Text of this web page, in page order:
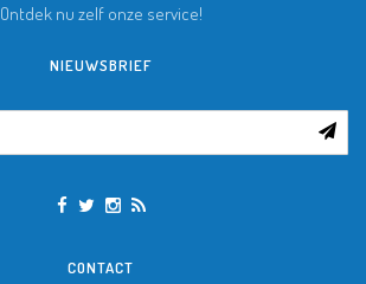
Ontdek nu zelf onze service!
NIEUWSBRIEF
CONTACT